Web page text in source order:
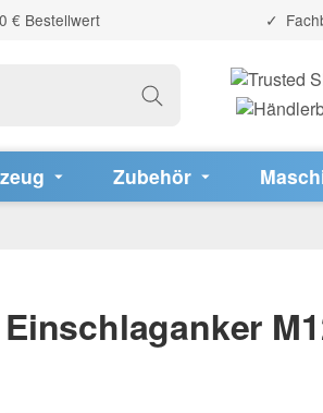
€ Bestellwert
Zubehör
Einschlaganker